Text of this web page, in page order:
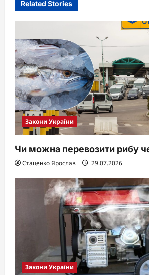
Related Stories
Закони України
Чи можна перевозити рибу
Стаценко Ярослав 29.07.2026
Закони України